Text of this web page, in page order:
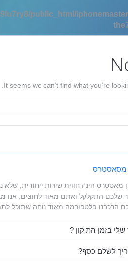
public_html/
It seems we can’t find what you’re
מסאסטרס
הינה חווית שירות ייחודית, שלא
שלכם התקלקל ואתם מאוד לחוצים, אנו
הרכבנו פלטפורמה מאוד נוחה שתוכל
בזמן התיקון ?
לשלם כסף?